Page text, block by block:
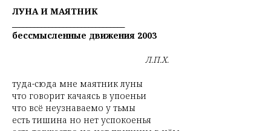
ЛУНА И МАЯТНИК
бессмысленные движения 2003
Л.П.Х.
туда-сюда мне маятник луны
что говорит качаясь в упоеньи
что всё неузнаваемо у тьмы
есть тишина но нет успокоенья